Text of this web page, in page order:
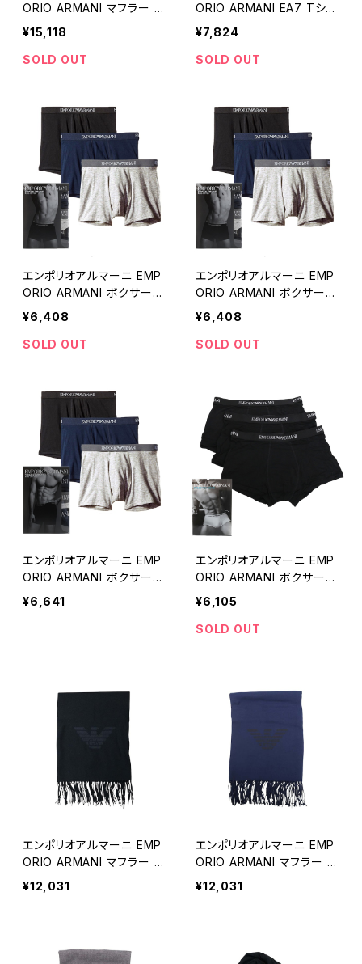
ORIO ARMANI マフラー 6
25247-2F322-00036 メ
ンズ ナイトブルー マフラー
¥15,118
SOLD OUT
ORIO ARMANI EA7 Tシャ
ツ 3RPT12-PJLBZ-0100-
WHITE-L メンズ ホワイト
¥7,824
SOLD OUT
エンポリオアルマーニ EMP
ORIO ARMANI ボクサーパ
ンツ 111610-CC722-9423
5-L メンズ アンダーウェア
3枚セット ブラック ネイビー
¥6,408
SOLD OUT
エンポリオアルマーニ EMP
ORIO ARMANI ボクサーパ
ンツ 111610-CC722-9423
5-M メンズ アンダーウェア
3枚セット ブラック ネイビー
¥6,408
SOLD OUT
エンポリオアルマーニ EMP
ORIO ARMANI ボクサーパ
ンツ 111611-CC722-9423
5-S メンズ ブラック 3枚セ
¥6,641
エンポリオアルマーニ EMP
ORIO ARMANI ボクサーパ
ンツ 111610-CC722-2132
0-S メンズ ブラック 下着
アンダーウェア 3枚セット
¥6,105
SOLD OUT
エンポリオアルマーニ EMP
ORIO ARMANI マフラー 6
25214-CC318-00020 メ
ンズ ブラック マフラー
¥12,031
エンポリオアルマーニ EMP
ORIO ARMANI マフラー 6
25214-CC318-00035 メ
ンズ ネイビーブルー マフラ
¥12,031